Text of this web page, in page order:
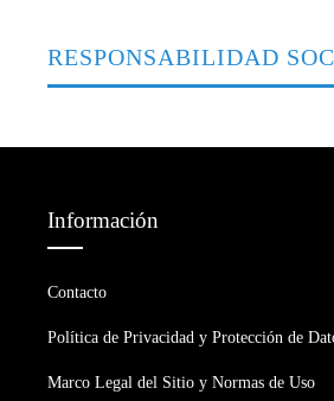
RESPONSABILIDAD
Información
Contacto
Política de Privacidad y Protección de
Marco Legal del Sitio y Normas de Uso